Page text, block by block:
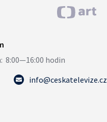
info@ceskatelevize.cz